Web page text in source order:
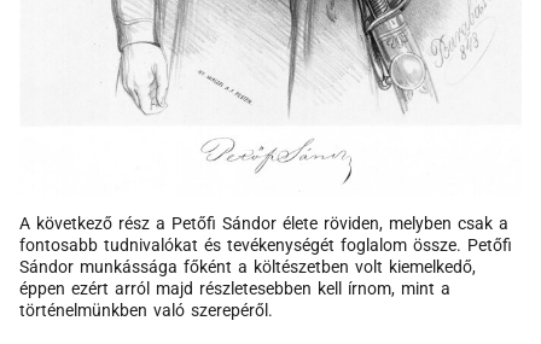
A következő rész a Petőfi Sándor élete röviden, melyben csak a
fontosabb tudnivalókat és tevékenységét foglalom össze. Petőfi
Sándor munkássága főként a költészetben volt kiemelkedő,
éppen ezért arról majd részletesebben kell írnom, mint a
történelmünkben való szerepéről.